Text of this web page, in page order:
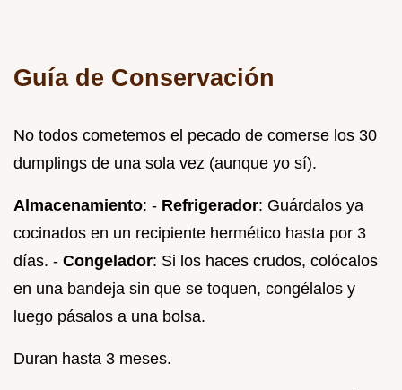
Guía de Conservación
No todos cometemos el pecado de comerse los 30
dumplings de una sola vez (aunque yo sí).
Almacenamiento: - Refrigerador: Guárdalos ya
cocinados en un recipiente hermético hasta por 3
días. - Congelador: Si los haces crudos, colócalos
en una bandeja sin que se toquen, congélalos y
luego pásalos a una bolsa.
Duran hasta 3 meses.